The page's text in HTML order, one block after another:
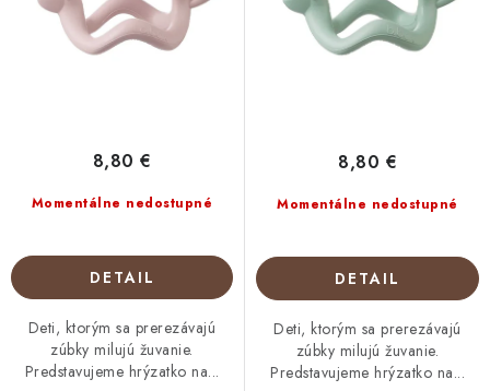
Momentálne nedostupné
8,80 €
DETAIL
Deti, ktorým sa prerezávajú
zúbky milujú žuvanie.
Predstavujeme hrýzatko na...
Momentálne nedostupné
8,80 €
DETAIL
Deti, ktorým sa prerezávajú
zúbky milujú žuvanie.
Predstavujeme hrýzatko na...